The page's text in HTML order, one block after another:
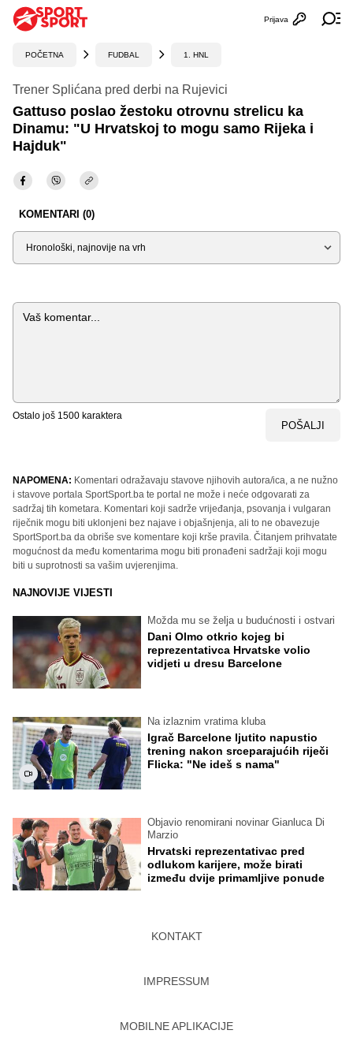
Otvori
Prijava
POČETNA FUDBAL 1. HNL
Trener Splićana pred derbi na Rujevici
Gattuso poslao žestoku otrovnu strelicu ka
Dinamu: "U Hrvatskoj to mogu samo Rijeka i
Hajduk"
KOMENTARI (0)
Sortiraj
Komentar
Ostalo još 1500 karaktera
POŠALJI
NAPOMENA: Komentari odražavaju stavove njihovih autora/ica, a ne nužno
i stavove portala SportSport.ba te portal ne može i neće odgovarati za
sadržaj tih kometara. Komentari koji sadrže vrijeđanja, psovanja i vulgaran
riječnik mogu biti uklonjeni bez najave i objašnjenja, ali to ne obavezuje
SportSport.ba da obriše sve komentare koji krše pravila. Čitanjem prihvatate
mogućnost da među komentarima mogu biti pronađeni sadržaji koji mogu
biti u suprotnosti sa vašim uvjerenjima.
NAJNOVIJE VIJESTI
Možda mu se želja u budućnosti i ostvari
Dani Olmo otkrio kojeg bi
reprezentativca Hrvatske volio
vidjeti u dresu Barcelone
Na izlaznim vratima kluba
Igrač Barcelone ljutito napustio
trening nakon srceparajućih riječi
Flicka: "Ne ideš s nama"
Objavio renomirani novinar Gianluca Di
Marzio
Hrvatski reprezentativac pred
odlukom karijere, može birati
između dvije primamljive ponude
KONTAKT
IMPRESSUM
MOBILNE APLIKACIJE